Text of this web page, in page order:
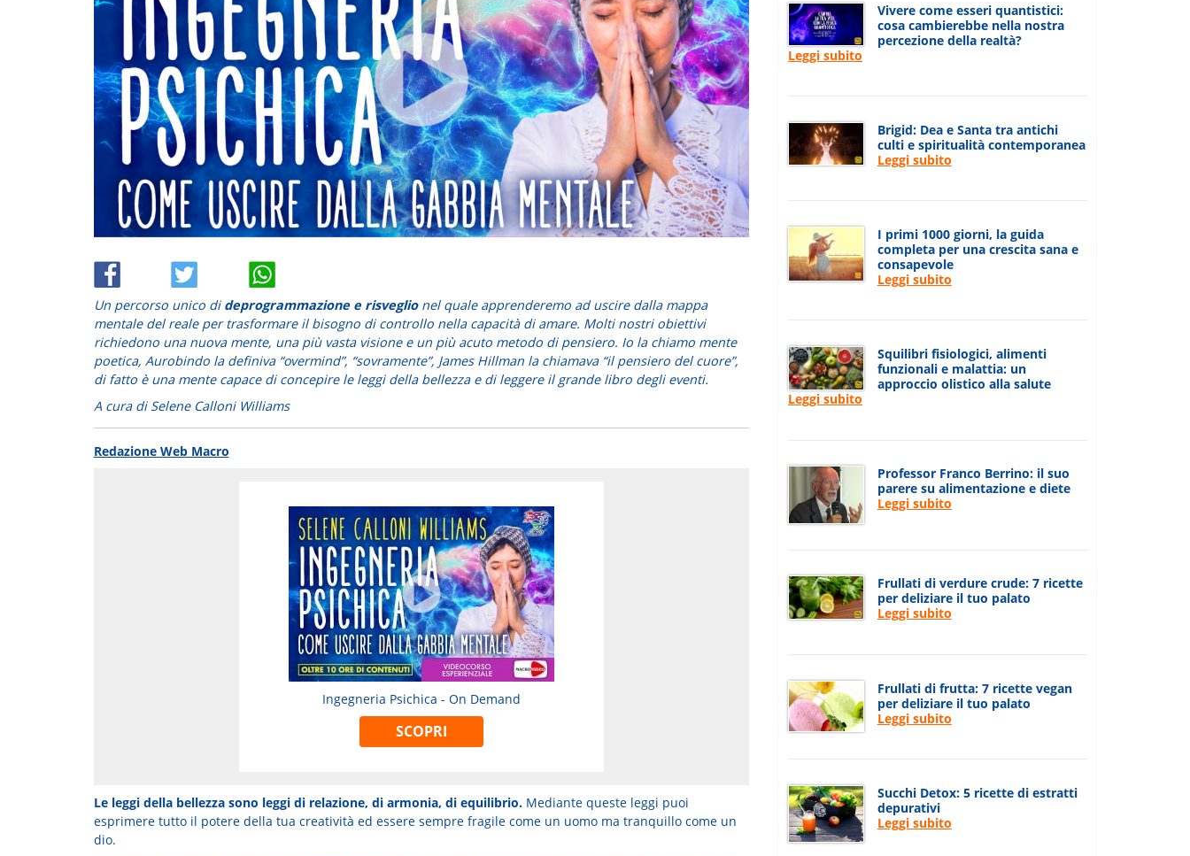
Un percorso unico di deprogrammazione e risveglionel quale apprenderemo ad uscire dalla mappa
mentale del reale per trasformare il bisogno di controllo nella capacità di amare. Molti nostri obiettivi
richiedono una nuova mente, una più vasta visione e un più acuto metodo di pensiero. Io la chiamo mente
poetica, Aurobindo la definiva “overmind”, “sovramente”, James Hillman la chiamava “il pensiero del cuore”,
di fatto è una mente capace di concepire le leggi della bellezza e di leggere il grande libro degli eventi.
A cura di Selene Calloni Williams
Redazione Web Macro
Ingegneria Psichica - On Demand
SCOPRI
Le leggi della bellezza sono leggi di relazione, di armonia, di equilibrio.Mediante queste leggi puoi
esprimere tutto il potere della tua creatività ed essere sempre fragile come un uomo ma tranquillo come un
dio.
Vivere come esseri quantistici:
cosa cambierebbe nella nostra
percezione della realtà?
Leggi subito
Brigid: Dea e Santa tra antichi
culti e spiritualità contemporanea
Leggi subito
I primi 1000 giorni, la guida
completa per una crescita sana e
consapevole
Leggi subito
Squilibri fisiologici, alimenti
funzionali e malattia: un
approccio olistico alla salute
Leggi subito
Professor Franco Berrino: il suo
parere su alimentazione e diete
Leggi subito
Frullati di verdure crude: 7 ricette
per deliziare il tuo palato
Leggi subito
Frullati di frutta: 7 ricette vegan
per deliziare il tuo palato
Leggi subito
Succhi Detox: 5 ricette di estratti
depurativi
Leggi subito